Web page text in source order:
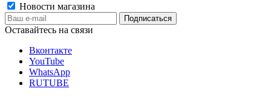
Новости магазина
Оставайтесь на связи
Вконтакте
YouTube
WhatsApp
RUTUBE